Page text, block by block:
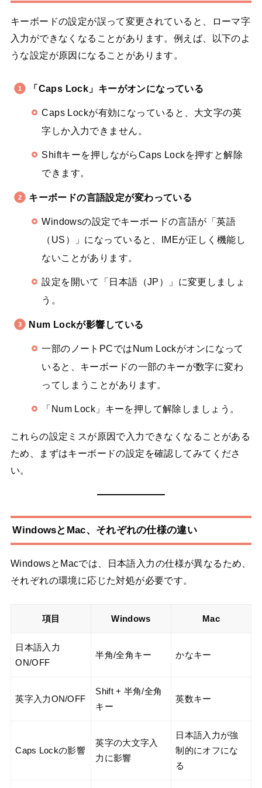
キーボードの設定が誤って変更されていると、ローマ字
入力ができなくなることがあります。例えば、以下のよ
うな設定が原因になることがあります。
「Caps Lock」キーがオンになっている
Caps Lockが有効になっていると、大文字の英
字しか入力できません。
Shiftキーを押しながらCaps Lockを押すと解除
できます。
キーボードの言語設定が変わっている
Windowsの設定でキーボードの言語が「英語
（US）」になっていると、IMEが正しく機能し
ないことがあります。
設定を開いて「日本語（JP）」に変更しましょ
う。
Num Lockが影響している
一部のノートPCではNum Lockがオンになって
いると、キーボードの一部のキーが数字に変わ
ってしまうことがあります。
「Num Lock」キーを押して解除しましょう。
これらの設定ミスが原因で入力できなくなることがある
ため、まずはキーボードの設定を確認してみてくださ
い。
WindowsとMac、それぞれの仕様の違い
WindowsとMacでは、日本語入力の仕様が異なるため、
それぞれの環境に応じた対処が必要です。
項目 Windows Mac
日本語入力
ON/OFF
半角/全角キー かなキー
英字入力ON/OFF
Shift + 半角/全角
キー
英数キー
Caps Lockの影響
英字の大文字入
力に影響
日本語入力が強
制的にオフにな
る